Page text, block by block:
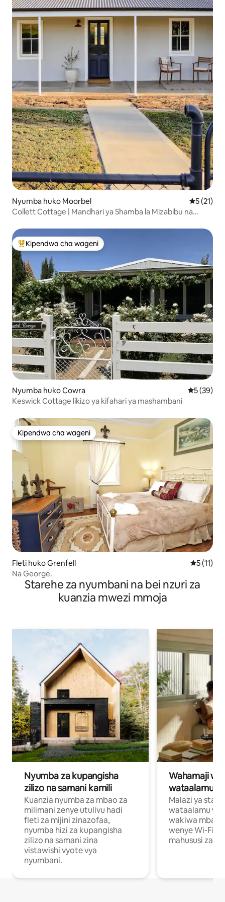
Nyumba huko Moorbel Ukadiriaji
5 (21)
Collett Cottage | Mandhari ya Shamba la Mizabibu na
Kipendwa maarufu cha wageni
Kipendwa cha wageni
Nyumba huko Cowra Ukadiriaji
5 (39)
Keswick Cottage likizo ya kifahari ya mashambani
Kipendwa cha wageni
Kipendwa cha wageni
Fleti huko Grenfell Ukadiriaji
5 (11)
Na George.
Starehe za nyumbani na bei nzuri za
kuanzia mwezi mmoja
Nyumba za kupangisha
zilizo na samani kamili
Kuanzia nyumba za mbao za
milimani zenye utulivu hadi
fleti za mijini zinazofaa,
nyumba hizi za kupangisha
zilizo na samani zina
vistawishi vyote vya
nyumbani.
Wahamaji
wataalamu
Malazi ya
wataalamu
wakiwa mbali
wenye Wi-Fi
mahususi za